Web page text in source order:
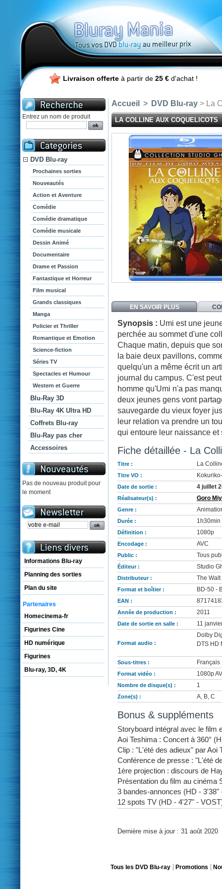
Livraison offerte à partir de 25 € d'achat !
Entrez un nom de produit
DVD Blu-ray
Prochaines sorties
Nouveautés
Action et Aventure
Comédie
Comédie dramatique
Comédie musicale
Dessin Animé
Documentaire
Drame et Passion
Fantastique et Horreur
Film musical
Grands classiques
Manga
Policier et Thriller
Romantique et Emotion
Science-fiction
Séries TV
Spectacles et Humour
Western et Guerre
Blu-Ray 3D
Blu-Ray 4K Ultra HD
Coffrets Blu-ray
Blu-Ray pas cher
Accessoires
Pas de nouveau produit pour
le moment
Informations Blu-ray
Planning des sorties
Plan du site
Partenaires
Homecinema-fr
Figurines Cine
HD numérique
Figurines
Blu-ray, 3D, 4K
Accueil > DVD Blu-ray > La
LA COLLINE AUX COQUELICOTS
EN SAVOIR PLUS
Synopsis : Umi est une
perchée au sommet d'une
Chaque matin, depuis que
la baie deux pavillons,
quelqu'un a même écrit un
journal du campus. C'est
homme qu'Umi n'a pas
deux jeunes gens vont
sauvegarde du vieux foyer
leur relation va prendre un
qui entoure leur naissance et
Fiche détaillée - La
Titre : La
Titre VO :
Date de sortie : 4 juillet
Réalisateur(s) : Goro
Genre :
Durée : 1h30min
Définition : 1080p
Encodage : AVC
Public : Tous
Éditeur : Studio
Distributeur : The
Format et boîtier : BD-50 -
EAN :
Année de production : 2011
Date de sortie en salle : 11
Format audio :
Dolby
DTS HD
Sous-titres : Français
Format vidéo : 1080p
Nombre de disque(s) : 1
Zone(s) : A, B, C
Bonus & suppléments
Storyboard intégral avec le film
Aoi Teshima : Concert à 360°
Clip : "L'été des adieux" par Aoi
Conférence de presse : "L'été
1ère projection : discours de
Présentation du film au cinéma
3 bandes-annonces (HD - 3'38"
12 spots TV (HD - 4'27" -
Dernière mise à jour : 31 août 2020
Tous les DVD Blu-ray Promotions